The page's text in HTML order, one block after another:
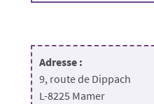
Adresse :
9, route de Dippach
L-8225 Mamer